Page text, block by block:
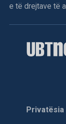
e të drejtave të
Privatësia